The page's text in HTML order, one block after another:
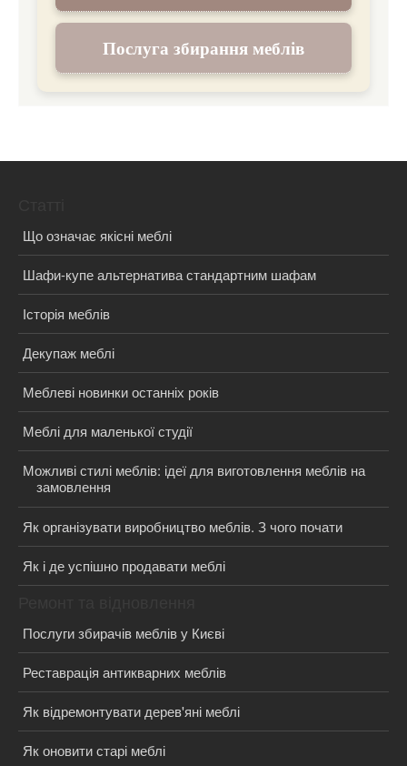
Послуга збирання меблів
Що означає якісні меблі
Шафи-купе альтернатива стандартним шафам
Історія меблів
Декупаж меблі
Меблеві новинки останніх років
Меблі для маленької студії
Можливі стилі меблів: ідеї для виготовлення меблів на
замовлення
Як організувати виробництво меблів. З чого почати
Як і де успішно продавати меблі
Послуги збирачів меблів у Києві
Реставрація антикварних меблів
Як відремонтувати дерев'яні меблі
Як оновити старі меблі